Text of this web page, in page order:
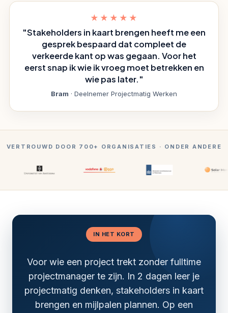
★★★★★
"Stakeholders in kaart brengen heeft me een
gesprek bespaard dat compleet de
verkeerde kant op was gegaan. Voor het
eerst snap ik wie ik vroeg moet betrekken en
wie pas later."
Bram · Deelnemer Projectmatig Werken
VERTROUWD DOOR 700+ ORGANISATIES · ONDER ANDERE
IN HET KORT
Voor wie een project trekt zonder fulltime
projectmanager te zijn. In 2 dagen leer je
projectmatig denken, stakeholders in kaart
brengen en mijlpalen plannen. Op een